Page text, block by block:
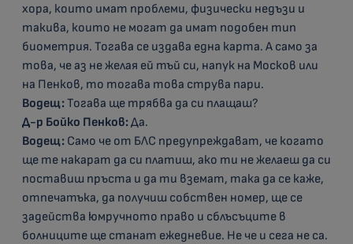
хора, които имат проблеми, физически недъзи и
такива, които не могат да имат подобен тип
биометрия. Тогава се издава една карта. А само за
това, че аз не желая ей тъй си, напук на Москов или
на Пенков, то тогава това струва пари.
Водещ:Тогава ще трябва да си плащаш?
Д-р Бойко Пенков:Да.
Водещ: Само че от БЛС предупреждават, че когато
ще те накарат да си платиш, ако ти не желаеш да си
поставиш пръста и да ти вземат, така да се каже,
отпечатъка, да получиш собствен номер, ще се
задейства юмручното право и сблъсъците в
болниците ще станат ежедневие. Не че и сега не са.